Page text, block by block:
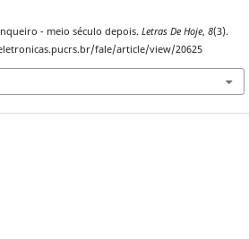
- meio século depois. Letras De Hoje, 8(3).
fale/article/view/20625